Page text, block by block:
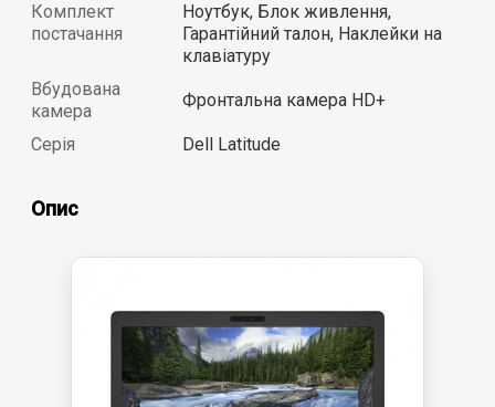
Комплект
постачання
Ноутбук, Блок живлення,
Гарантійний талон, Наклейки на
клавіатуру
Вбудована
камера
Фронтальна камера HD+
Серія Dell Latitude
Опис